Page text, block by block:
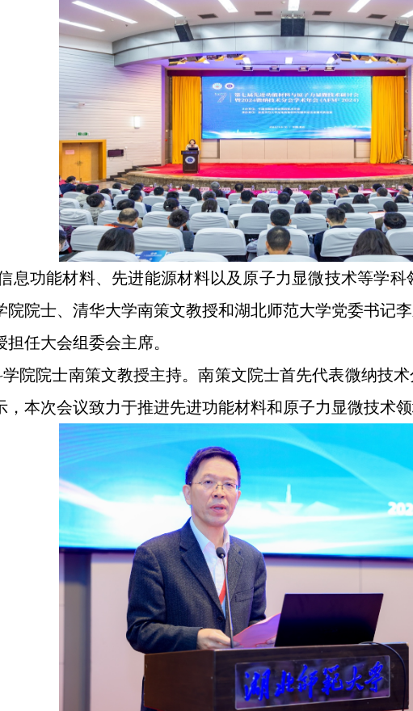
息功能材料、先进能源材料以及原子力显微技术等学
院士、清华大学南策文教授和湖北师范大学党委书记
任大会组委会主席。
院院士南策文教授主持。南策文院士首先代表微纳技
本次会议致力于推进先进功能材料和原子力显微技术领